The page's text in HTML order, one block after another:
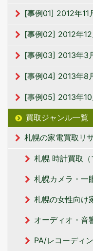
[事例01] 2012年11
[事例02] 2012年
[事例03] 2013年3
[事例04] 2013年8
[事例05] 2013年
買取ジャンル一覧
札幌の家電買取リ
札幌 時計買取（
札幌カメラ・一
札幌の女性向け
オーディオ・音
PA/レコーディ